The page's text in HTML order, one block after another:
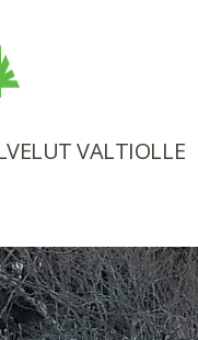
alavalikkoVALTIOLLE